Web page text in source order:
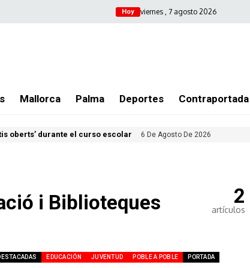
Hoy viernes , 7 agosto 2026
Mallorca Palma Deportes Contraportada
oberts’ durante el curso escolar 6 De Agosto De 2026
i Biblioteques 2
artículos
EDUCACIÓN JUVENTUD POBLE A POBLE PORTADA